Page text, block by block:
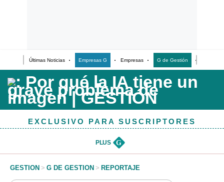
Últimas Noticias Empresas G Empresas G de Gestión
Últimas Noticias
Casos de Estudio
Columnistas
InfografíasEXCLUSIVO PARA SUSCRIPTORES
PLUS G
GESTION > G DE GESTION > REPORTAJE